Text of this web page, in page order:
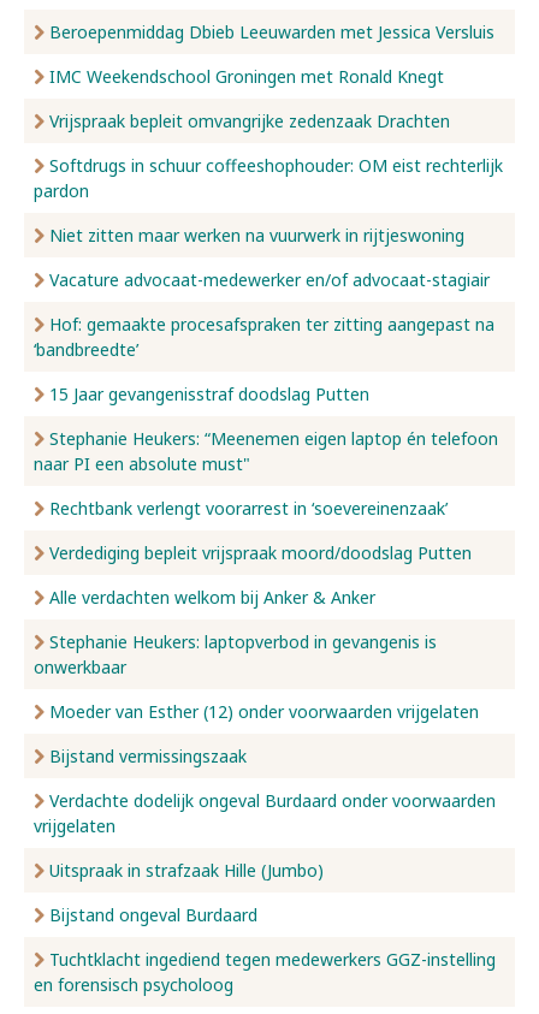
Beroepenmiddag Dbieb Leeuwarden met Jessica Versluis
IMC Weekendschool Groningen met Ronald Knegt
Vrijspraak bepleit omvangrijke zedenzaak Drachten
Softdrugs in schuur coffeeshophouder: OM eist rechterlijk
pardon
Niet zitten maar werken na vuurwerk in rijtjeswoning
Vacature advocaat-medewerker en/of advocaat-stagiair
Hof: gemaakte procesafspraken ter zitting aangepast na
‘bandbreedte’
15 Jaar gevangenisstraf doodslag Putten
Stephanie Heukers: “Meenemen eigen laptop én telefoon
naar PI een absolute must"
Rechtbank verlengt voorarrest in ‘soevereinenzaak’
Verdediging bepleit vrijspraak moord/doodslag Putten
Alle verdachten welkom bij Anker & Anker
Stephanie Heukers: laptopverbod in gevangenis is
onwerkbaar
Moeder van Esther (12) onder voorwaarden vrijgelaten
Bijstand vermissingszaak
Verdachte dodelijk ongeval Burdaard onder voorwaarden
vrijgelaten
Uitspraak in strafzaak Hille (Jumbo)
Bijstand ongeval Burdaard
Tuchtklacht ingediend tegen medewerkers GGZ-instelling
en forensisch psycholoog